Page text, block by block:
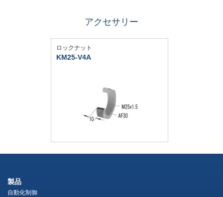
アクセサリー
ロックナット
KM25-V4A
製品
自動化制御